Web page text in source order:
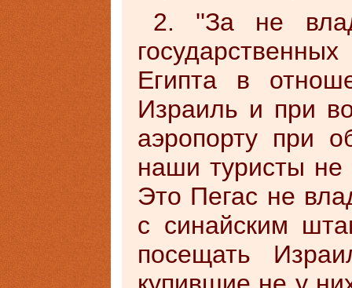
2. ''За не
Египта в
Израиль и при
аэропорту при
наши туристы
Это Пегас не
с синайским
посещать